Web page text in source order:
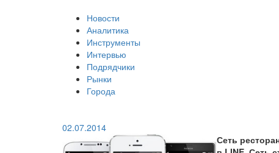
Новости
Аналитика
Инструменты
Интервью
Подрядчики
Рынки
Города
02.07.2014
Сеть